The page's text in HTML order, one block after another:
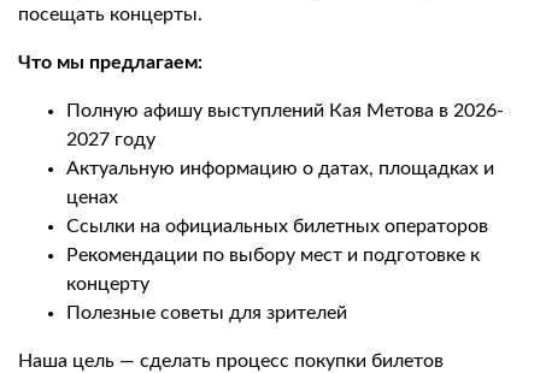
посещать концерты.
Что мы предлагаем:
Полную афишу выступлений Кая Метова в 2026-
2027 году
Актуальную информацию о датах, площадках и
ценах
Ссылки на официальных билетных операторов
Рекомендации по выбору мест и подготовке к
концерту
Полезные советы для зрителей
Наша цель — сделать процесс покупки билетов